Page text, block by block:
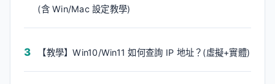
(含 Win/Mac 設定教學)
【教學】Win10/Win11 如何查詢 IP 地址？(虛擬+實體)